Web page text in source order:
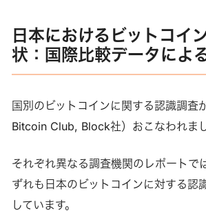
日本におけるビットコイ
状：国際比較データによ
国別のビットコインに関する認識調査
Bitcoin Club, Block社）おこなわれまし
それぞれ異なる調査機関のレポートで
ずれも日本のビットコインに対する認
しています。